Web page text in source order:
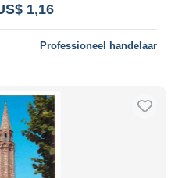
1,16
Professioneel handelaar